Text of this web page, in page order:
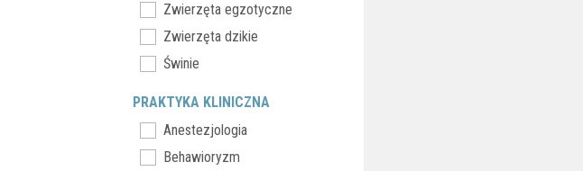
Zwierzęta egzotyczne
Zwierzęta dzikie
Świnie
PRAKTYKA KLINICZNA
Anestezjologia
Behawioryzm